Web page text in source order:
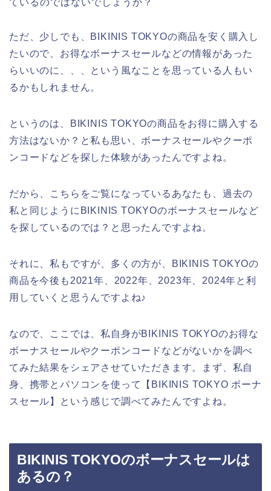
ているのではないでしょうか？
ただ、少しでも、BIKINIS TOKYOの商品を安く購入し
たいので、お得なボーナスセールなどの情報があった
らいいのに、、、という風なことを思っている人もい
るかもしれません。
というのは、BIKINIS TOKYOの商品をお得に購入する
方法はないか？と私も思い、ボーナスセールやクーポ
ンコードなどを探した体験があったんですよね。
だから、こちらをご覧になっているあなたも、過去の
私と同じようにBIKINIS TOKYOのボーナスセールなど
を探しているのでは？と思ったんですよね。
それに、私もですが、多くの方が、BIKINIS TOKYOの
商品を今後も2021年、2022年、2023年、2024年と利
用していくと思うんですよね♪
なので、ここでは、私自身がBIKINIS TOKYOのお得な
ボーナスセールやクーポンコードなどがないかを調べ
てみた結果をシェアさせていただきます。まず、私自
身、携帯とパソコンを使って【BIKINIS TOKYO ボーナ
スセール】という感じで調べてみたんですよね。
BIKINIS TOKYOのボーナスセールは
あるの？